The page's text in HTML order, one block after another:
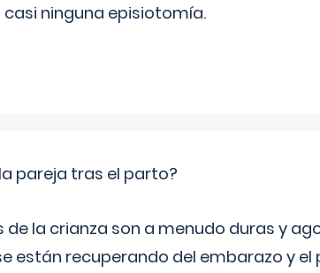
ninguna episiotomía.
pareja tras el parto?
de la crianza son a menudo duras y
están recuperando del embarazo y el